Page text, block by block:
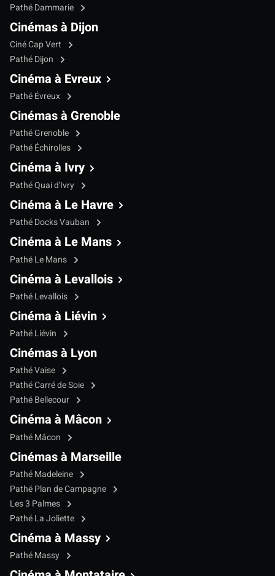
Pathé Dammarie
Cinémas à Dijon
Ciné Cap Vert
Pathé Dijon
Cinéma à Evreux
Pathé Évreux
Cinémas à Grenoble
Pathé Grenoble
Pathé Échirolles
Cinéma à Ivry
Pathé Quai d'Ivry
Cinéma à Le Havre
Pathé Docks Vauban
Cinéma à Le Mans
Pathé Le Mans
Cinéma à Levallois
Pathé Levallois
Cinéma à Liévin
Pathé Liévin
Cinémas à Lyon
Pathé Vaise
Pathé Carré de Soie
Pathé Bellecour
Cinéma à Mâcon
Pathé Mâcon
Cinémas à Marseille
Pathé Madeleine
Pathé Plan de Campagne
Les 3 Palmes
Pathé La Joliette
Cinéma à Massy
Pathé Massy